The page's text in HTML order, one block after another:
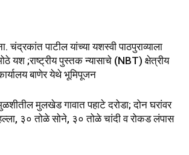
चंद्रकांत पाटील यांच्या यशस्वी पाठपुराव्याला
यश ;राष्ट्रीय पुस्तक न्यासाचे (NBT) क्षेत्रीय
बाणेर येथे भूमिपूजन
मुलखेड गावात पहाटे दरोडा; दोन घरांवर
३० तोळे सोने, ३० तोळे चांदी व रोकड लंपास